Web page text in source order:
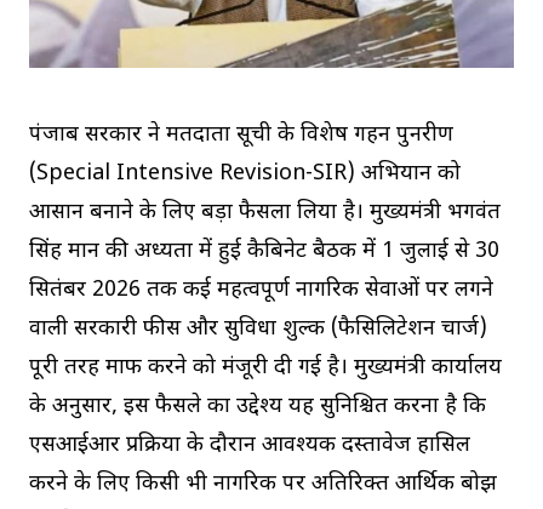
पंजाब सरकार ने मतदाता सूची के विशेष गहन पुनरीक्षण
(Special Intensive Revision-SIR) अभियान को
आसान बनाने के लिए बड़ा फैसला लिया है। मुख्यमंत्री भगवंत
सिंह मान की अध्यक्षता में हुई कैबिनेट बैठक में 1 जुलाई से 30
सितंबर 2026 तक कई महत्वपूर्ण नागरिक सेवाओं पर लगने
वाली सरकारी फीस और सुविधा शुल्क (फैसिलिटेशन चार्ज)
पूरी तरह माफ करने को मंजूरी दी गई है। मुख्यमंत्री कार्यालय
के अनुसार, इस फैसले का उद्देश्य यह सुनिश्चित करना है कि
एसआईआर प्रक्रिया के दौरान आवश्यक दस्तावेज हासिल
करने के लिए किसी भी नागरिक पर अतिरिक्त आर्थिक बोझ